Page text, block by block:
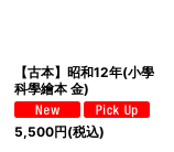
【古本】昭和12年(小學
科學繪本 金)
5,500円(税込)